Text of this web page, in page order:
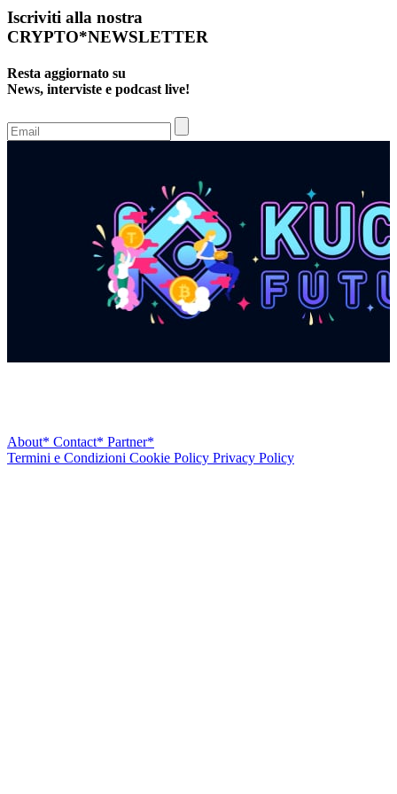
Iscriviti alla nostra
CRYPTO*NEWSLETTER
Resta aggiornato su
News, interviste e podcast live!
About* Contact* Partner*
Termini e Condizioni Cookie Policy Privacy Policy